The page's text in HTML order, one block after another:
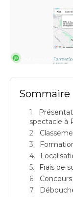
CFPM Rennes
Sommaire
spectacle à
Frais de